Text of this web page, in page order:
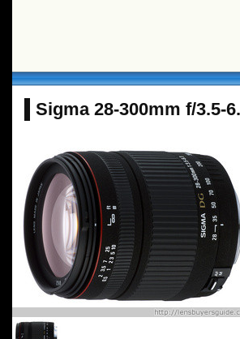
Sigma 28-300mm f/3.5-